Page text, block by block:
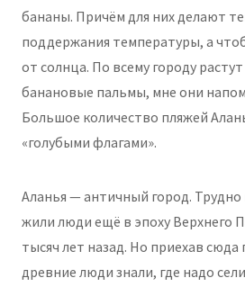
бананы. Причём для них делают
поддержания температуры, а
от солнца. По всему городу
банановые пальмы, мне они
Большое количество пляжей
«голубыми флагами».
Аланья — античный город. Трудно
жили люди ещё в эпоху Верхнего
тысяч лет назад. Но приехав
древние люди знали, где надо